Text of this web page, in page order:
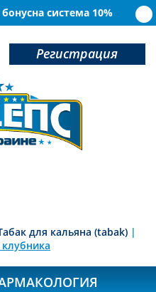
система 10%
Регистрация
для кальяна (tabak) |